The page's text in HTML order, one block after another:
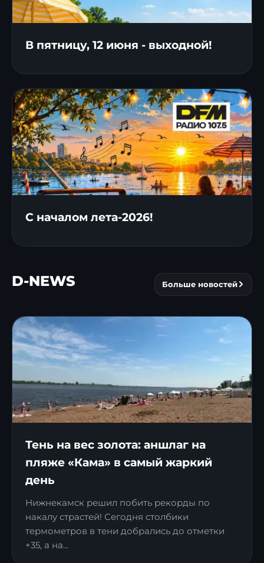
В пятницу, 12 июня - выходной!
С началом лета-2026!
D-NEWS Больше новостей
Тень на вес золота: аншлаг на
пляже «Кама» в самый жаркий
день
Нижнекамск решил побить рекорды по
накалу страстей! Сегодня столбики
термометров в тени добрались до отметки
+35, а на...